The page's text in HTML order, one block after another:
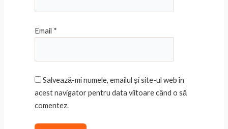
Email *
Salvează-mi numele, emailul și site-ul web în
acest navigator pentru data viitoare când o să
comentez.